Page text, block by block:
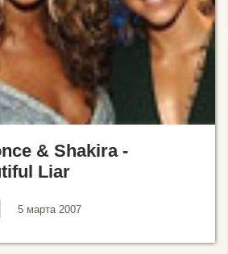
& Shakira -
Liar
5 марта 2007